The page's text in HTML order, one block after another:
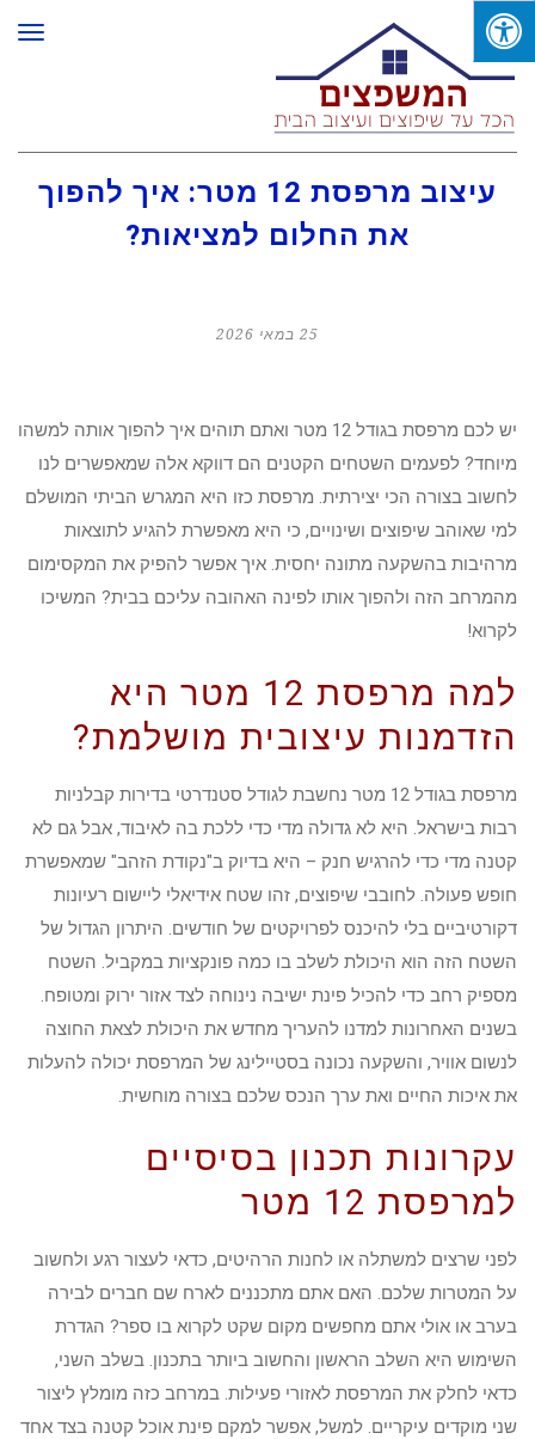
עיצוב מרפסת 12 מטר: איך להפוך
את החלום למציאות?
25 במאי 2026
יש לכם מרפסת בגודל 12 מטר ואתם תוהים איך להפוך אותה למשהו
מיוחד? לפעמים השטחים הקטנים הם דווקא אלה שמאפשרים לנו
לחשוב בצורה הכי יצירתית. מרפסת כזו היא המגרש הביתי המושלם
למי שאוהב שיפוצים ושינויים, כי היא מאפשרת להגיע לתוצאות
מרהיבות בהשקעה מתונה יחסית. איך אפשר להפיק את המקסימום
מהמרחב הזה ולהפוך אותו לפינה האהובה עליכם בבית? המשיכו
לקרוא!
למה מרפסת 12 מטר היא
הזדמנות עיצובית מושלמת?
מרפסת בגודל 12 מטר נחשבת לגודל סטנדרטי בדירות קבלניות
רבות בישראל. היא לא גדולה מדי כדי ללכת בה לאיבוד, אבל גם לא
קטנה מדי כדי להרגיש חנק – היא בדיוק ב"נקודת הזהב" שמאפשרת
חופש פעולה. לחובבי שיפוצים, זהו שטח אידיאלי ליישום רעיונות
דקורטיביים בלי להיכנס לפרויקטים של חודשים. היתרון הגדול של
השטח הזה הוא היכולת לשלב בו כמה פונקציות במקביל. השטח
מספיק רחב כדי להכיל פינת ישיבה נינוחה לצד אזור ירוק ומטופח.
בשנים האחרונות למדנו להעריך מחדש את היכולת לצאת החוצה
לנשום אוויר, והשקעה נכונה בסטיילינג של המרפסת יכולה להעלות
את איכות החיים ואת ערך הנכס שלכם בצורה מוחשית.
עקרונות תכנון בסיסיים
למרפסת 12 מטר
לפני שרצים למשתלה או לחנות הרהיטים, כדאי לעצור רגע ולחשוב
על המטרות שלכם. האם אתם מתכננים לארח שם חברים לבירה
בערב או אולי אתם מחפשים מקום שקט לקרוא בו ספר? הגדרת
השימוש היא השלב הראשון והחשוב ביותר בתכנון. בשלב השני,
כדאי לחלק את המרפסת לאזורי פעילות. במרחב כזה מומלץ ליצור
שני מוקדים עיקריים. למשל, אפשר למקם פינת אוכל קטנה בצד אחד